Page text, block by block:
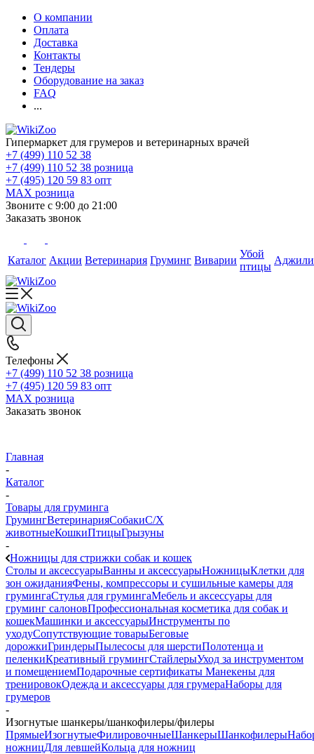
О компании
Оплата
Доставка
Контакты
Тендеры
Оборудование на заказ
FAQ
...
Гипермаркет для грумеров и ветеринарных врачей
+7 (499) 110 52 38
+7 (499) 110 52 38 розница
+7 (495) 120 59 83 опт
MAX розница
Звоните с 9:00 до 21:00
Заказать звонок
Каталог Акции Ветеринария Груминг Виварии
Убой
птицы
Телефоны
+7 (499) 110 52 38 розница
+7 (495) 120 59 83 опт
MAX розница
Заказать звонок
Главная
-
Каталог
-
Товары для груминга
ГрумингВетеринарияСобакиС/Х
животныеКошкиПтицыГрызуны
-
Ножницы для стрижки собак и кошек
Столы и аксессуарыВанны и аксессуарыНожницыКлетки для
зон ожиданияФены, компрессоры и сушильные камеры для
грумингаСтулья для грумингаМебель и аксессуары для
груминг салоновПрофессиональная косметика для собак и
кошекМашинки и аксессуарыИнструменты по
уходуСопутствующие товарыБеговые
дорожкиГриндерыПылесосы для шерстиПолотенца и
пеленкиКреативный грумингСтайлерыУход за инструментом
и помещениемПодарочные сертификаты Манекены для
тренировокОдежда и аксессуары для грумераНаборы для
грумеров
-
Изогнутые шанкеры/шанкофилеры/филеры
ПрямыеИзогнутыеФилировочныеШанкерыШанкофилеры
ножницДля левшейКольца для ножниц